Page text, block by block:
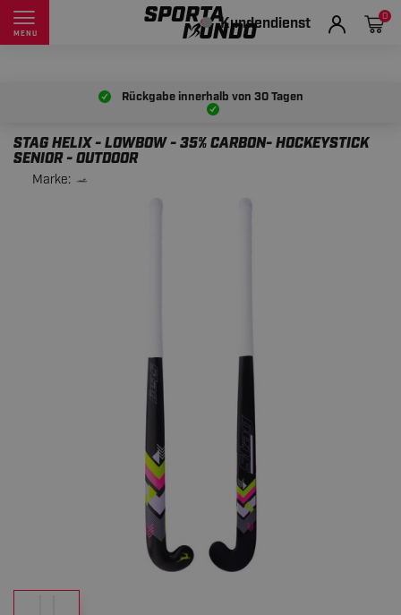
MENU Kundendienst 0
Rückgabe innerhalb von 30 Tagen
STAG HELIX - LOWBOW - 35% CARBON- HOCKEYSTICK
SENIOR - OUTDOOR
Marke: